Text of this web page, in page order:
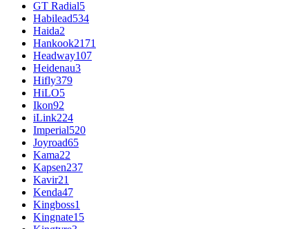
GT Radial5
Habilead534
Haida2
Hankook2171
Headway107
Heidenau3
Hifly379
HiLO5
Ikon92
iLink224
Imperial520
Joyroad65
Kama22
Kapsen237
Kavir21
Kenda47
Kingboss1
Kingnate15